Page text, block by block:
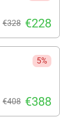
€328 €228
5%
€408 €388